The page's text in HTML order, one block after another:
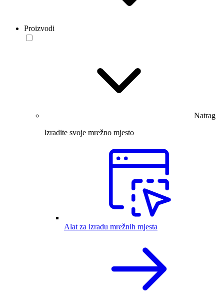
Proizvodi
Natrag
Izradite svoje mrežno mjesto
Alat za izradu mrežnih mjesta